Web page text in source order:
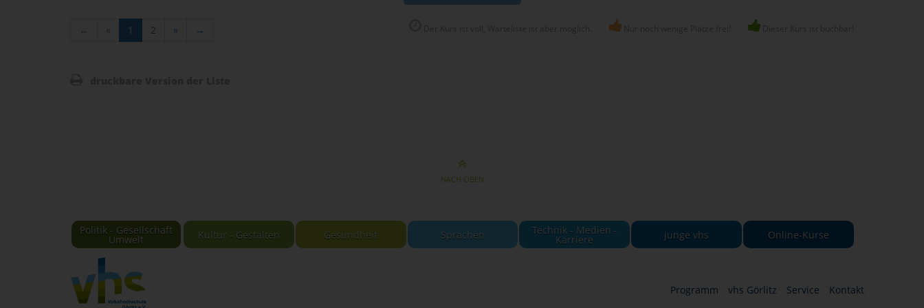
← « 1 2 » →
NACH OBEN
Politik - Gesellschaft
Umwelt Kultur - Gestalten Gesundheit Sprachen Technik - Medien -
Karriere junge vhs Online-Kurse
Programm vhs Görlitz Service Kontakt